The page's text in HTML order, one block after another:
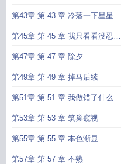
非要我
第43章 第 43 章 冷落一下星星失
败版
第45章 第 45 章 我只看看没忍住
深吻了
第47章 第 47 章 除夕
第49章 第 49 章 掉马后续
第51章 第 51 章 我做错了什么
第53章 第 53 章 筑巢窥视
第55章 第 55 章 本色渐显
第57章 第 57 章 不熟